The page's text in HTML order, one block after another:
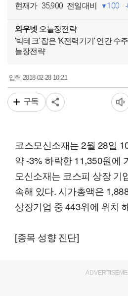
현재가 35,900 전일대비 100
와우넷 오늘장전략
'빅테크' 잡은 'K전력기기' 연간 수
늘장전략
입력 2018-02-28 10:21
구독
코스모신소재는 2월 28일
약 -3% 하락한 11,350원에
모신소재는 코스피 상장 기
속해 있다. 시가총액은
상장기업 중 443위에 위치
[종목 성향 진단]